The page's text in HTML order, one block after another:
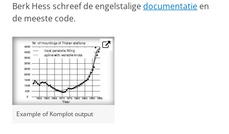
Berk Hess schreef de engelstaligedocumentatie en
de meeste code.
Example of Komplot output